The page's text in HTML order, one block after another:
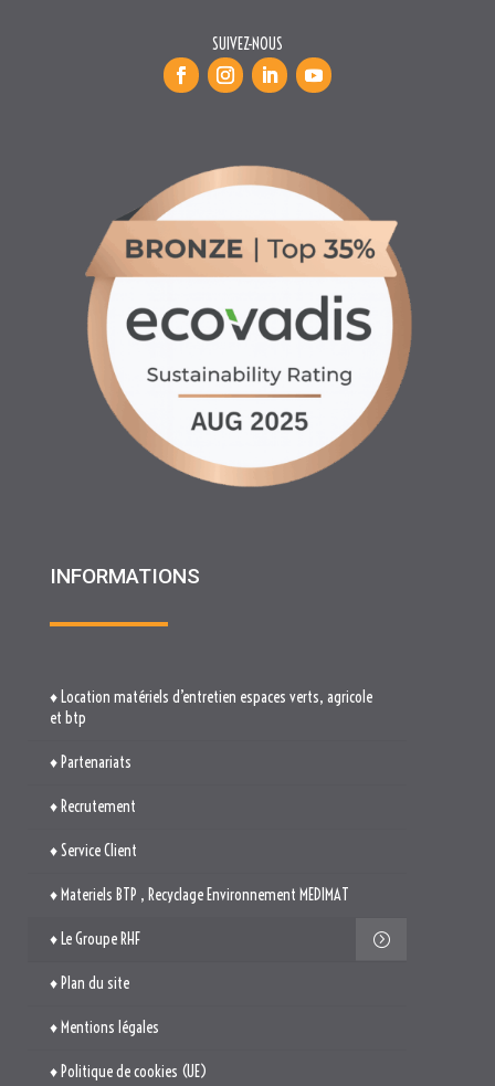
SUIVEZ-NOUS
INFORMATIONS
♦ Location matériels d’entretien espaces verts, agricole
et btp
♦ Partenariats
♦ Recrutement
♦ Service Client
♦ Materiels BTP , Recyclage Environnement MEDIMAT
♦ Le Groupe RHF
♦ Plan du site
♦ Mentions légales
♦ Politique de cookies (UE)